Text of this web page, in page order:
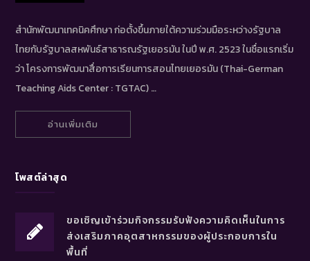
สำนักพัฒนาเทคนิคศึกษา ก่อตั้งขึ้นภายใต้ความร่วมมือระหว่างรัฐบาล
ไทยกับรัฐบาลสหพันธ์สาธารณรัฐเยอรมัน ในปี พ.ศ. 2523 ในชื่อแรกเริ่ม
ว่า โครงการพัฒนาสื่อการเรียนการสอนไทยเยอรมัน (Thai-German
Teaching Aids Center : TGTAC) …
อ่านเพิ่มเติม
โพสต์ล่าสุด
ขอเชิญเข้าร่วมกิจกรรมรับฟังความคิดเห็นในการ
ส่งเสริมภาคอุตสาหกรรมของผู้ประกอบการใน
พื้นที่